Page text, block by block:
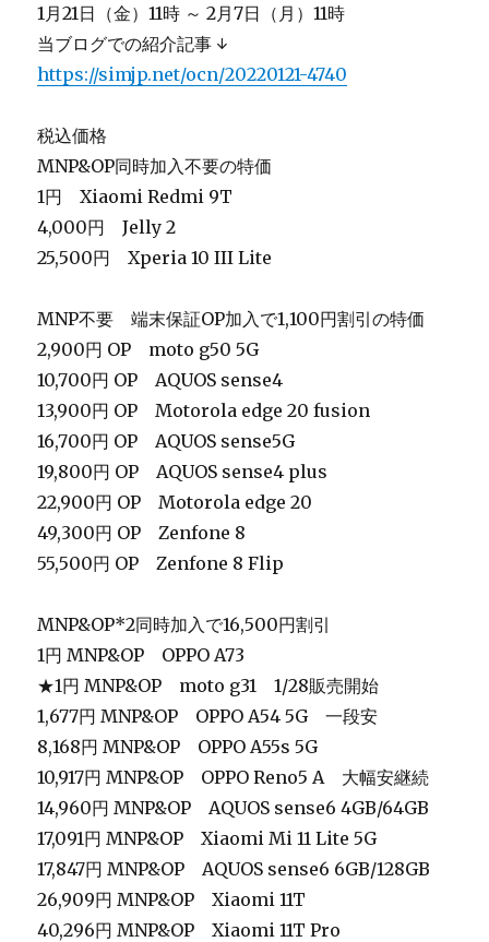
1月21日（金）11時 ～ 2月7日（月）11時
当ブログでの紹介記事 ↓
https://simjp.net/ocn/20220121-4740
税込価格
MNP&OP同時加入不要の特価
1円 Xiaomi Redmi 9T
4,000円 Jelly 2
25,500円 Xperia 10 III Lite
MNP不要 端末保証OP加入で1,100円割引の特価
2,900円 OP moto g50 5G
10,700円 OP AQUOS sense4
13,900円 OP Motorola edge 20 fusion
16,700円 OP AQUOS sense5G
19,800円 OP AQUOS sense4 plus
22,900円 OP Motorola edge 20
49,300円 OP Zenfone 8
55,500円 OP Zenfone 8 Flip
MNP&OP*2同時加入で16,500円割引
1円 MNP&OP OPPO A73
★1円 MNP&OP moto g31 1/28販売開始
1,677円 MNP&OP OPPO A54 5G 一段安
8,168円 MNP&OP OPPO A55s 5G
10,917円 MNP&OP OPPO Reno5 A 大幅安継続
14,960円 MNP&OP AQUOS sense6 4GB/64GB
17,091円 MNP&OPXiaomi Mi 11 Lite 5G
17,847円 MNP&OP AQUOS sense6 6GB/128GB
26,909円 MNP&OP Xiaomi 11T
40,296円 MNP&OPXiaomi 11T Pro